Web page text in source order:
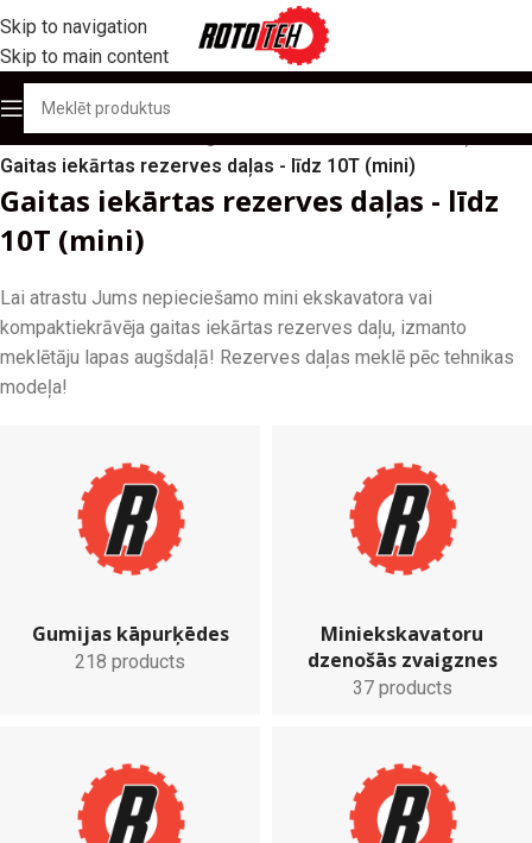
Skip to navigation
Skip to main content
Sākums/Produktu katalogs/Gaitas iekārtas rezerves daļas/
Gaitas iekārtas rezerves daļas - līdz 10T (mini)
Gaitas iekārtas rezerves daļas - līdz
10T (mini)
Lai atrastu Jums nepieciešamo mini ekskavatora vai
kompaktiekrāvēja gaitas iekārtas rezerves daļu, izmanto
meklētāju lapas augšdaļā! Rezerves daļas meklē pēc tehnikas
modeļa!
Gumijas kāpurķēdes
218 products
Miniekskavatoru
dzenošās zvaigznes
37 products